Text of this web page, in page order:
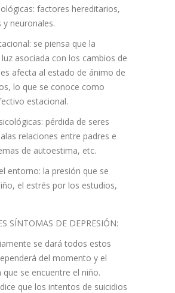
factores hereditarios,
neuronales.
se piensa que la
asociada con los cambios de
afecta al estado de ánimo de
lo que se conoce como
estacional.
pérdida de seres
relaciones entre padres e
de autoestima, etc.
entorno: la presión que se
el estrés por los estudios,
SÍNTOMAS DE DEPRESIÓN:
se dará todos estos
del momento y el
se encuentre el niño.
que los intentos de suicidios